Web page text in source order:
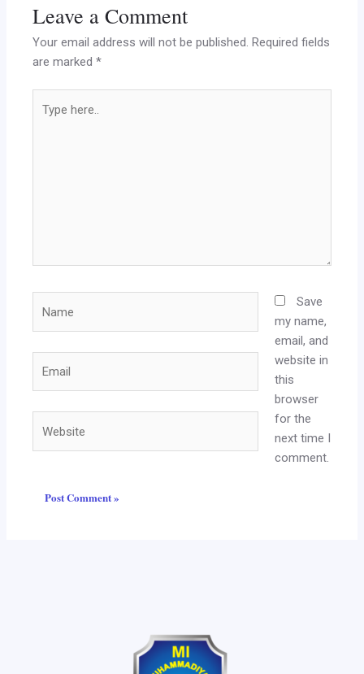
Leave a Comment
Your email address will not be published. Required fields
are marked*
here..
Save
my name,
email, and
website in
this
browser
for the
next time I
comment.